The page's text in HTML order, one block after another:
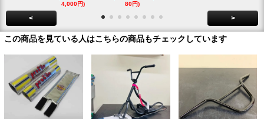
4,000円)
80円)
< >
この商品を見ている人はこちらの商品もチェックしています